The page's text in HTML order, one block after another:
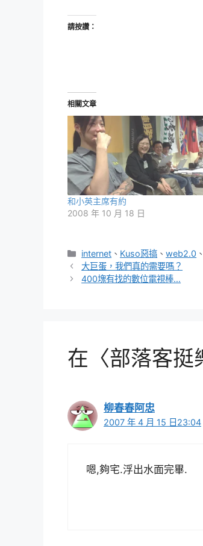
請按讚：
相關文章
和小英主席有約
2008 年 10 月 18 日
分
類
internet 、 Kuso惡搞 、web2.0 、
大巨蛋，我們真的需要嗎？
400塊有找的數位電視棒…
在〈部落客挺
柳春春阿忠
2007 年 4 月 15 日23:04
嗯,夠宅.浮出水面完畢.